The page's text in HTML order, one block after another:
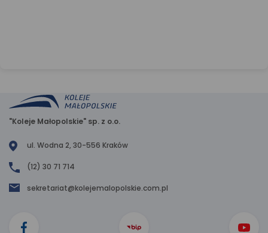
"Koleje Małopolskie" sp. z o.o.
ul. Wodna 2, 30-556 Kraków
(12) 30 71 714
sekretariat@kolejemalopolskie.com.pl